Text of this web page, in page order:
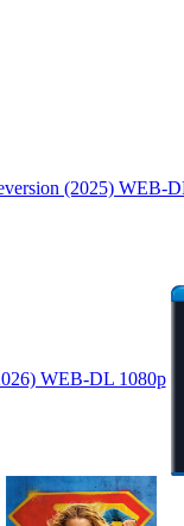
(2025) WEB-
WEB-DL 1080p